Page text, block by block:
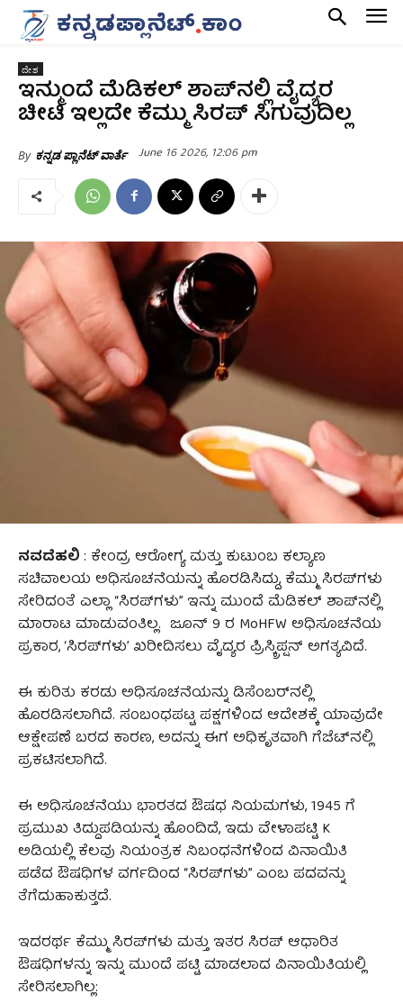
ದೇಶ
ಇನ್ಮುಂದೆ ಮೆಡಿಕಲ್‌ ಶಾಪ್‌ನಲ್ಲಿ ವೈದ್ಯರ
ಚೀಟಿ ಇಲ್ಲದೇ ಕೆಮ್ಮು ಸಿರಪ್ ಸಿಗುವುದಿಲ್ಲ
By ಕನ್ನಡ ಪ್ಲಾನೆಟ್ ವಾರ್ತೆ June 16 2026, 12:06 pm
ನವದೆಹಲಿ: ಕೇಂದ್ರ ಆರೋಗ್ಯ ಮತ್ತು ಕುಟುಂಬ ಕಲ್ಯಾಣ
ಸಚಿವಾಲಯ ಅಧಿಸೂಚನೆಯನ್ನು ಹೊರಡಿಸಿದ್ದು, ಕೆಮ್ಮು ಸಿರಪ್‌ಗಳು
ಸೇರಿದಂತೆ ಎಲ್ಲಾ “ಸಿರಪ್‌ಗಳು” ಇನ್ನು ಮುಂದೆ ಮೆಡಿಕಲ್‌ ಶಾಪ್‌ನಲ್ಲಿ
ಮಾರಾಟ ಮಾಡುವಂತಿಲ್ಲ. ಜೂನ್ 9 ರ MoHFW ಅಧಿಸೂಚನೆಯ
ಪ್ರಕಾರ, ‘ಸಿರಪ್‌ಗಳು’ ಖರೀದಿಸಲು ವೈದ್ಯರ ಪ್ರಿಸ್ಕ್ರಿಪ್ಷನ್ ಅಗತ್ಯವಿದೆ.
ಈ ಕುರಿತು ಕರಡು ಅಧಿಸೂಚನೆಯನ್ನು ಡಿಸೆಂಬರ್‌ನಲ್ಲಿ
ಹೊರಡಿಸಲಾಗಿದೆ. ಸಂಬಂಧಪಟ್ಟ ಪಕ್ಷಗಳಿಂದ ಆದೇಶಕ್ಕೆ ಯಾವುದೇ
ಆಕ್ಷೇಪಣೆ ಬರದ ಕಾರಣ, ಅದನ್ನು ಈಗ ಅಧಿಕೃತವಾಗಿ ಗೆಜೆಟ್‌ನಲ್ಲಿ
ಪ್ರಕಟಿಸಲಾಗಿದೆ.
ಈ ಅಧಿಸೂಚನೆಯು ಭಾರತದ ಔಷಧ ನಿಯಮಗಳು, 1945 ಗೆ
ಪ್ರಮುಖ ತಿದ್ದುಪಡಿಯನ್ನು ಹೊಂದಿದೆ, ಇದು ವೇಳಾಪಟ್ಟಿ K
ಅಡಿಯಲ್ಲಿ ಕೆಲವು ನಿಯಂತ್ರಕ ನಿಬಂಧನೆಗಳಿಂದ ವಿನಾಯಿತಿ
ಪಡೆದ ಔಷಧಿಗಳ ವರ್ಗದಿಂದ “ಸಿರಪ್‌ಗಳು” ಎಂಬ ಪದವನ್ನು
ತೆಗೆದುಹಾಕುತ್ತದೆ.
ಇದರರ್ಥ ಕೆಮ್ಮು ಸಿರಪ್‌ಗಳು ಮತ್ತು ಇತರ ಸಿರಪ್ ಆಧಾರಿತ
ಔಷಧಿಗಳನ್ನು ಇನ್ನು ಮುಂದೆ ಪಟ್ಟಿ ಮಾಡಲಾದ ವಿನಾಯಿತಿಯಲ್ಲಿ
ಸೇರಿಸಲಾಗಿಲ್ಲ: